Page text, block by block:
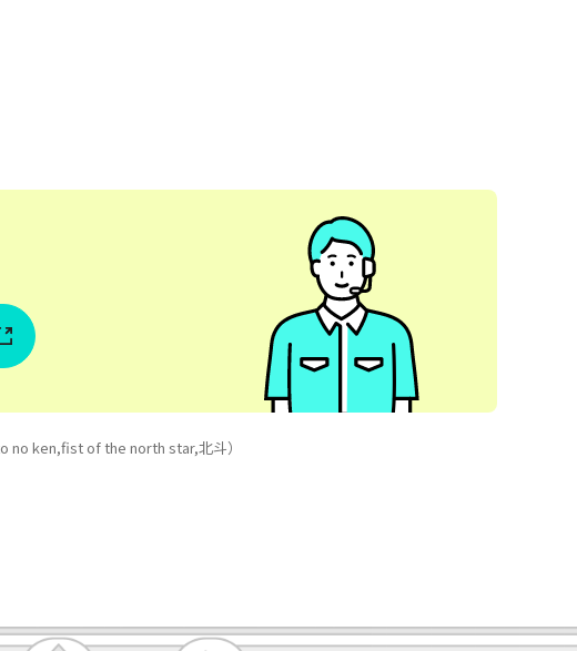
no ken,fist of the north star,北斗）